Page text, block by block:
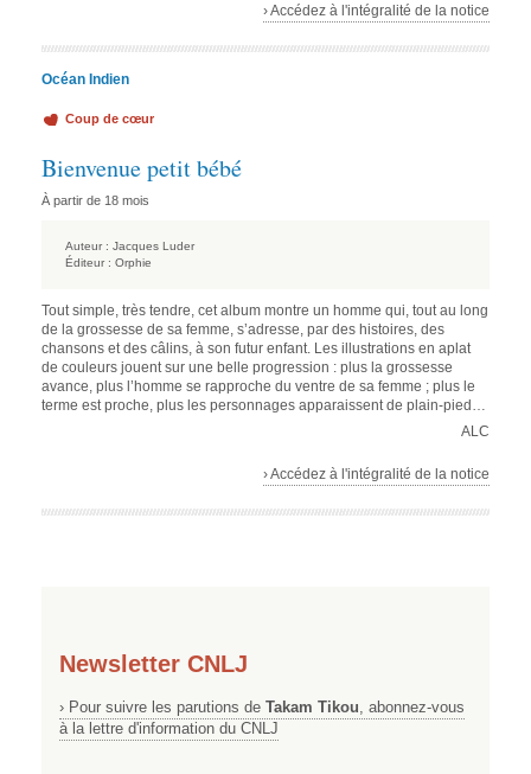
› Accédez à l'intégralité de la notice
Océan Indien
Coup de cœur
Bienvenue petit bébé
À partir de 18 mois
Auteur : Jacques Luder
Éditeur : Orphie
Tout simple, très tendre, cet album montre un homme qui, tout au long
de la grossesse de sa femme, s’adresse, par des histoires, des
chansons et des câlins, à son futur enfant. Les illustrations en aplat
de couleurs jouent sur une belle progression : plus la grossesse
avance, plus l’homme se rapproche du ventre de sa femme ; plus le
terme est proche, plus les personnages apparaissent de plain-pied…
ALC
› Accédez à l'intégralité de la notice
Newsletter CNLJ
› Pour suivre les parutions de Takam Tikou, abonnez-vous
à la lettre d'information du CNLJ